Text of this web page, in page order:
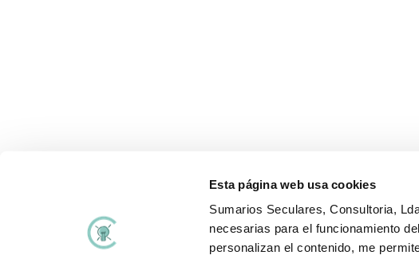
Esta página web usa cookies
Sumarios Seculares, Consultoria,
necesarias para el funcionamiento
personalizan el contenido, me
Aviso Legal